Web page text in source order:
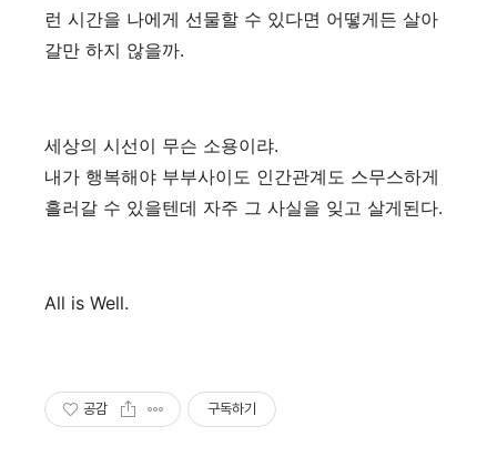
런 시간을 나에게 선물할 수 있다면 어떻게든 살아
갈만 하지 않을까.
세상의 시선이 무슨 소용이랴.
내가 행복해야 부부사이도 인간관계도 스무스하게
흘러갈 수 있을텐데 자주 그 사실을 잊고 살게된다.
All is Well.
공감 구독하기